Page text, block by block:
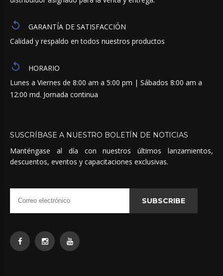
GARANTÍA DE SATISFACCIÓN
Calidad y respaldo en todos nuestros productos
HORARIO
Lunes a Viernes de 8:00 am a 5:00 pm | Sábados 8:00 am a
12:00 md. Jornada continua
SUSCRÍBASE A NUESTRO BOLETÍN DE NOTICIAS
Manténgase al día con nuestros últimos lanzamientos,
descuentos, eventos y capacitaciones exclusivas.
SUBSCRIBE